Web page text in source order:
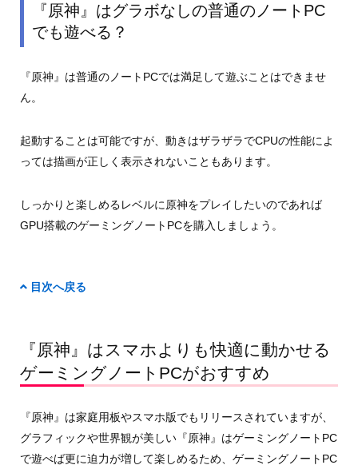
『原神』はグラボなしの普通のノートPC
でも遊べる？
『原神』は普通のノートPCでは満足して遊ぶことはできませ
ん。
起動することは可能ですが、動きはザラザラでCPUの性能によ
っては描画が正しく表示されないこともあります。
しっかりと楽しめるレベルに原神をプレイしたいのであれば
GPU搭載のゲーミングノートPCを購入しましょう。
目次へ戻る
『原神』はスマホよりも快適に動かせる
ゲーミングノートPCがおすすめ
『原神』は家庭用板やスマホ版でもリリースされていますが、
グラフィックや世界観が美しい『原神』はゲーミングノートPC
で遊べば更に迫力が増して楽しめるため、ゲーミングノートPC